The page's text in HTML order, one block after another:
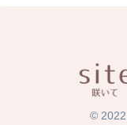
© 2022